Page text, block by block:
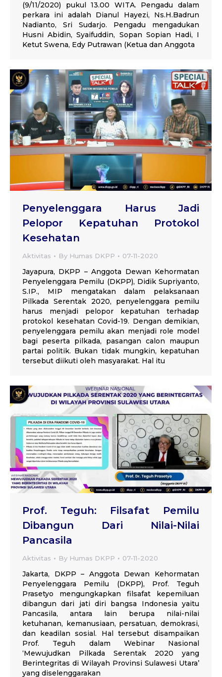
(9/11/2020) pukul 13.00 WITA. Pengadu dalam
perkara ini adalah Dianul Hayezi, Ns.H.Badrun
Nadianto, Sri Sudarjo. Pengadu mengadukan
Husni Abidin, Syaifuddin, Sopan Sopian Hadi, I
Ketut Swena, Edy Putrawan (Ketua dan Anggota
Penyelenggara Harus Jadi
Pelopor Kepatuhan Protokol
Kesehatan
Aktivitas By Humas DKPP 07-11-2020
Jayapura, DKPP – Anggota Dewan Kehormatan
Penyelenggara Pemilu (DKPP), Didik Supriyanto,
S.IP., MIP mengatakan dalam pelaksanaan
Pilkada Serentak 2020, penyelenggara pemilu
harus menjadi pelopor kepatuhan terhadap
protokol kesehatan Covid-19. Dengan demikian,
penyelenggara pemilu akan menjadi role model
bagi peserta pilkada, pasangan calon maupun
partai politik. Bukan tidak mungkin, kepatuhan
tersebut diikuti oleh masyarakat. Hal itu
Prof. Teguh: Filsafat Pemilu
Dibangun Dari Nilai-Nilai
Pancasila
Aktivitas By Humas DKPP 07-11-2020
Jakarta, DKPP – Anggota Dewan Kehormatan
Penyelenggara Pemilu (DKPP), Prof. Teguh
Prasetyo mengungkapkan filsafat kepemiluan
dibangun dari jati diri bangsa Indonesia yaitu
Pancasila, antara lain berupa nilai-nilai
ketuhanan, kemanusiaan, persatuan, demokrasi,
dan keadilan sosial. Hal tersebut disampaikan
Prof. Teguh dalam Webinar Nasional
‘Mewujudkan Pilkada Serentak 2020 yang
Berintegritas di Wilayah Provinsi Sulawesi Utara’
yang diselenggarakan